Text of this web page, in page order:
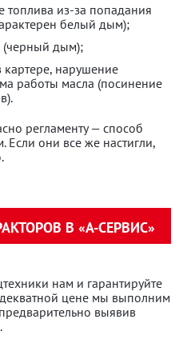
топлива из-за попадания
белый дым);
(черный дым);
картере, нарушение
работы масла (посинение
регламенту — способ
Если они все же настигли,
В «А-СЕРВИС»
нам и гарантируйте
цене мы выполним
выявив